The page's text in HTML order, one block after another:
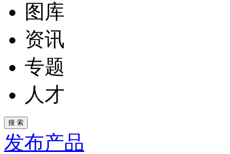
图库
资讯
专题
人才
发布产品